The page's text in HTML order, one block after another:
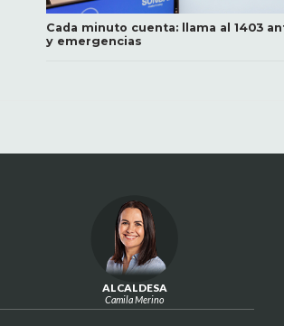
Cada minuto cuenta: llama al 1403
y emergencias
ALCALDESA
Camila Merino